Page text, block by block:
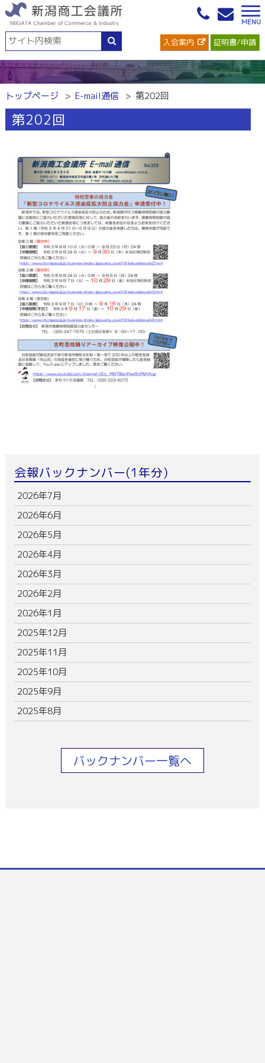
入会案内 証明書/申請
トップページ E-mail通信 第202回
第202回
会報バックナンバー(1年分)
2026年7月
2026年6月
2026年5月
2026年4月
2026年3月
2026年2月
2026年1月
2025年12月
2025年11月
2025年10月
2025年9月
2025年8月
バックナンバー一覧へ